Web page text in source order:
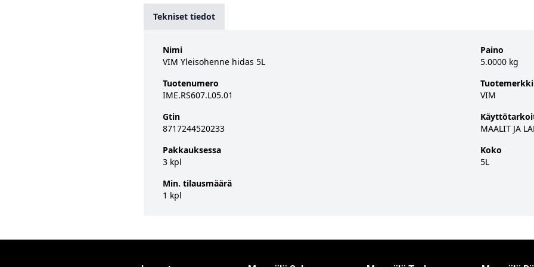
Tekniset tiedot
Nimi
VIM Yleisohenne hidas 5L
Tuotenumero
IME.RS607.L05.01
Gtin
8717244520233
Pakkauksessa
3 kpl
Min. tilausmäärä
1 kpl
Paino
5.0000 kg
Tuotemerkki
VIM
MAALIT JA
Koko
5L